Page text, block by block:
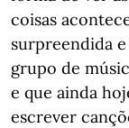
coisas
surpreendida
grupo de
e que ainda
escrever